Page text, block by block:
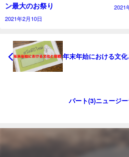
ン最大のお祭り
2021年2月10日
2021
年末年始における文
パート(3)ニュージ